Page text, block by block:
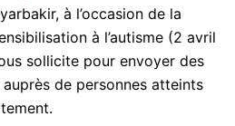
à l’occasion de la
à l’autisme (2 avril
sollicite pour envoyer des
de personnes atteints